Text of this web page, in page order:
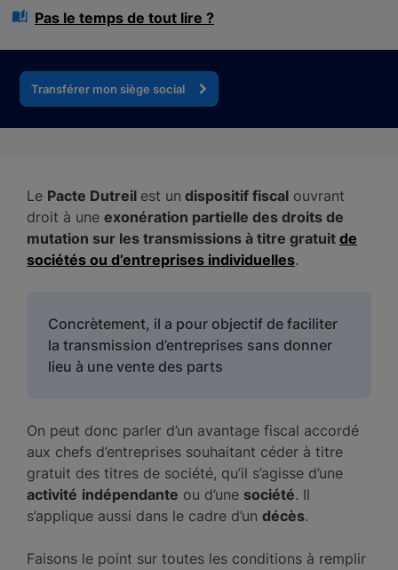
Pas le temps de tout lire ?
Transférer mon siège social
Le Pacte Dutreil est un dispositif fiscal ouvrant
droit à une exonération partielle des droits de
mutation sur les transmissions à titre gratuit de
sociétés ou d’entreprises individuelles.
Concrètement, il a pour objectif de faciliter
la transmission d’entreprises sans donner
lieu à une vente des parts
On peut donc parler d’un avantage fiscal accordé
aux chefs d’entreprises souhaitant céder à titre
gratuit des titres de société, qu’il s’agisse d’une
activité indépendante ou d’une société. Il
s’applique aussi dans le cadre d’un décès.
Faisons le point sur toutes les conditions à remplir